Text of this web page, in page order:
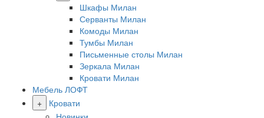
Шкафы Милан
Серванты Милан
Комоды Милан
Тумбы Милан
Письменные столы Милан
Зеркала Милан
Кровати Милан
Мебель ЛОФТ
+
Кровати